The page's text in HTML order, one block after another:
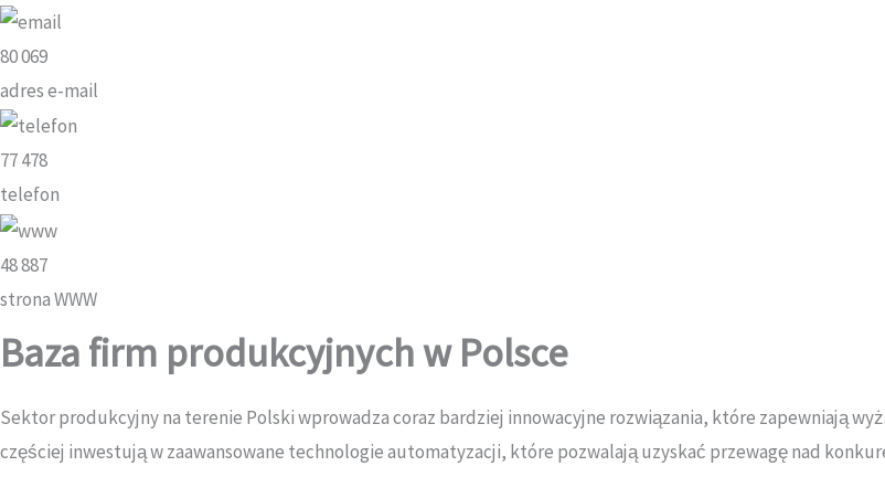
80 069
adres e-mail
77 478
telefon
48 887
strona WWW
Baza firm produkcyjnych w Polsce
Sektor produkcyjny na terenie Polski wprowadza coraz bardziej innowacyjne rozwiązania, które zapewniają
częściej inwestują w zaawansowane technologie automatyzacji, które pozwalają uzyskać przewagę nad